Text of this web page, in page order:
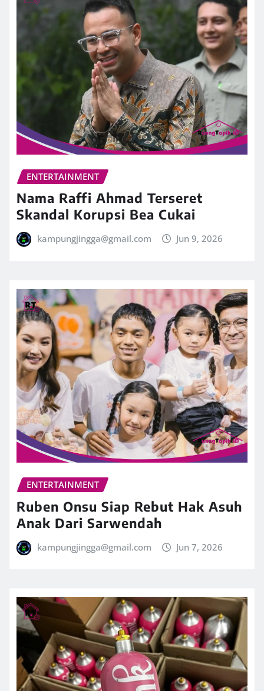
ENTERTAINMENT
Nama Raffi Ahmad Terseret
Skandal Korupsi Bea Cukai
kampungjingga@gmail.com Jun 9, 2026
ENTERTAINMENT
Ruben Onsu Siap Rebut Hak Asuh
Anak Dari Sarwendah
kampungjingga@gmail.com Jun 7, 2026